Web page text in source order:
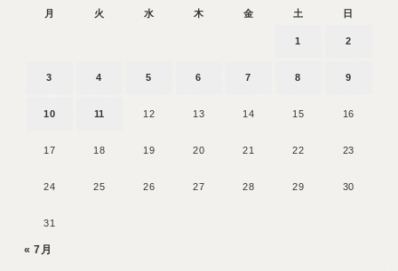
月 火 水 木 金 土 日
1 2
3 4 5 6 7 8 9
10 11 12 13 14 15 16
17 18 19 20 21 22 23
24 25 26 27 28 29 30
31
« 7月